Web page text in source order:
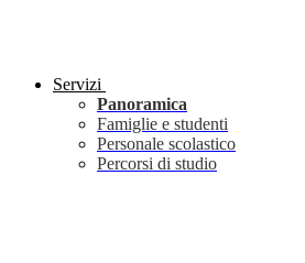
Servizi
Panoramica
Famiglie e studenti
Personale scolastico
Percorsi di studio